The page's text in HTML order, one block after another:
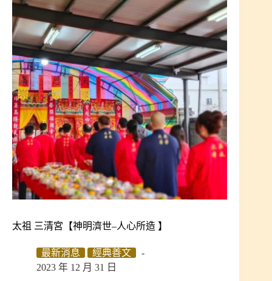
太祖 三清宮【神明濟世–人心所造 】
最新消息
經典善文
2023 年 12 月 31 日